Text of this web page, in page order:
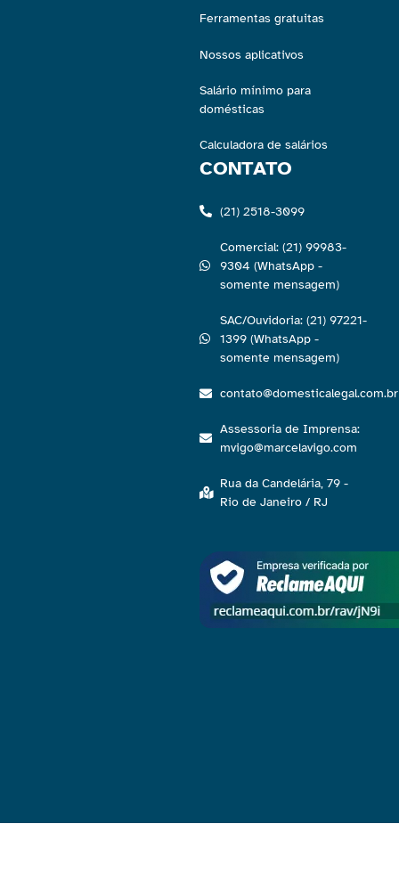
Ferramentas gratuitas
Nossos aplicativos
Salário mínimo para
domésticas
Calculadora de salários
CONTATO
(21) 2518-3099
Comercial: (21) 99983-
9304 (WhatsApp -
somente mensagem)
SAC/Ouvidoria: (21) 97221-
1399 (WhatsApp -
somente mensagem)
contato@domesticalegal.com.br
Assessoria de Imprensa:
mvigo@marcelavigo.com
Rua da Candelária, 79 -
Rio de Janeiro / RJ